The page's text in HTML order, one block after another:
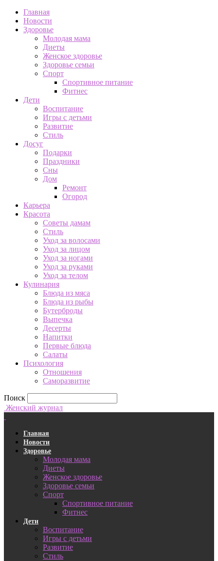
Главная
Новости
Здоровье
Молодая мама
Диеты
Женское здоровье
Здоровье семьи
Спорт
Спортивное питание
Фитнес
Дети
Воспитание
Игры с детьми
Развитие
Стиль
Досуг
Подарки
Праздники
Сны
Дом
Ремонт
Огород
Карьера
Красота
Советы дамам
Стиль
Уход за волосами
Уход за лицом
Уход за ногами
Уход за руками
Уход за телом
Кулинария
Блюда из мяса
Блюда из рыбы
Бутерброды
Выпечка
Десерты
Напитки
Первые блюда
Салаты
Психология
Отношения
Саморазвитие
Поиск
Женский журнал
Главная
Новости
Здоровье
Молодая мама
Диеты
Женское здоровье
Здоровье семьи
Спорт
Спортивное питание
Фитнес
Дети
Воспитание
Игры с детьми
Развитие
Стиль